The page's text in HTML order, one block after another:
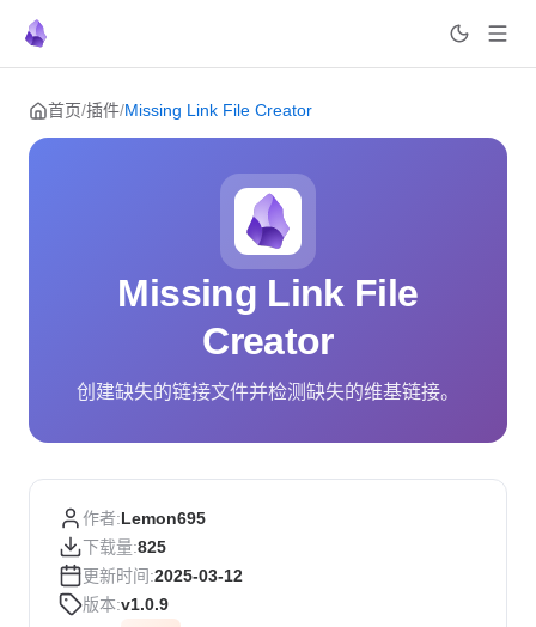
Skip to content
首页/插件/Missing Link File Creator
Missing Link File
Creator
创建缺失的链接文件并检测缺失的维基链接。
作者:Lemon695
下载量:825
更新时间:2025-03-12
版本:v1.0.9